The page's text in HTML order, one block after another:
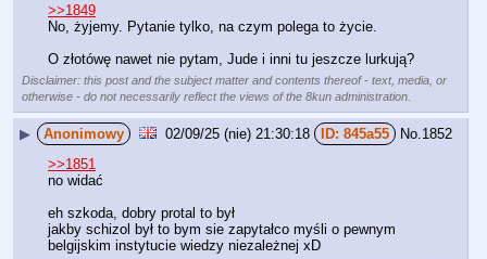
>>1849
No, żyjemy. Pytanie tylko, na czym polega to życie.
O złotówę nawet nie pytam, Jude i inni tu jeszcze lurkują?
Disclaimer: this post and the subject matter and contents thereof - text, media, or
otherwise - do not necessarily reflect the views of the 8kun administration.
▶ Anonimowy 02/09/25 (nie) 21:30:18 845a55 No. 1852
>>1851
no widać
eh szkoda, dobry protal to był
jakby schizol był to bym sie zapytałco myśli o pewnym
belgijskim instytucie wiedzy niezależnej xD